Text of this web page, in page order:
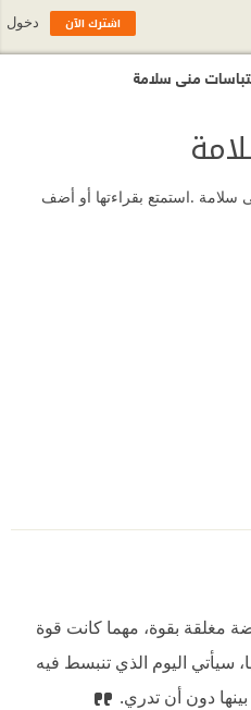
منى سلامة
.استمتع بقراءتها أو أضف
www.facebook.com/
مغلقة بقوة، مهما كانت قوة
سيأتي اليوم الذي تنبسط فيه
دون أن تدري.
اشترك الآن دخول